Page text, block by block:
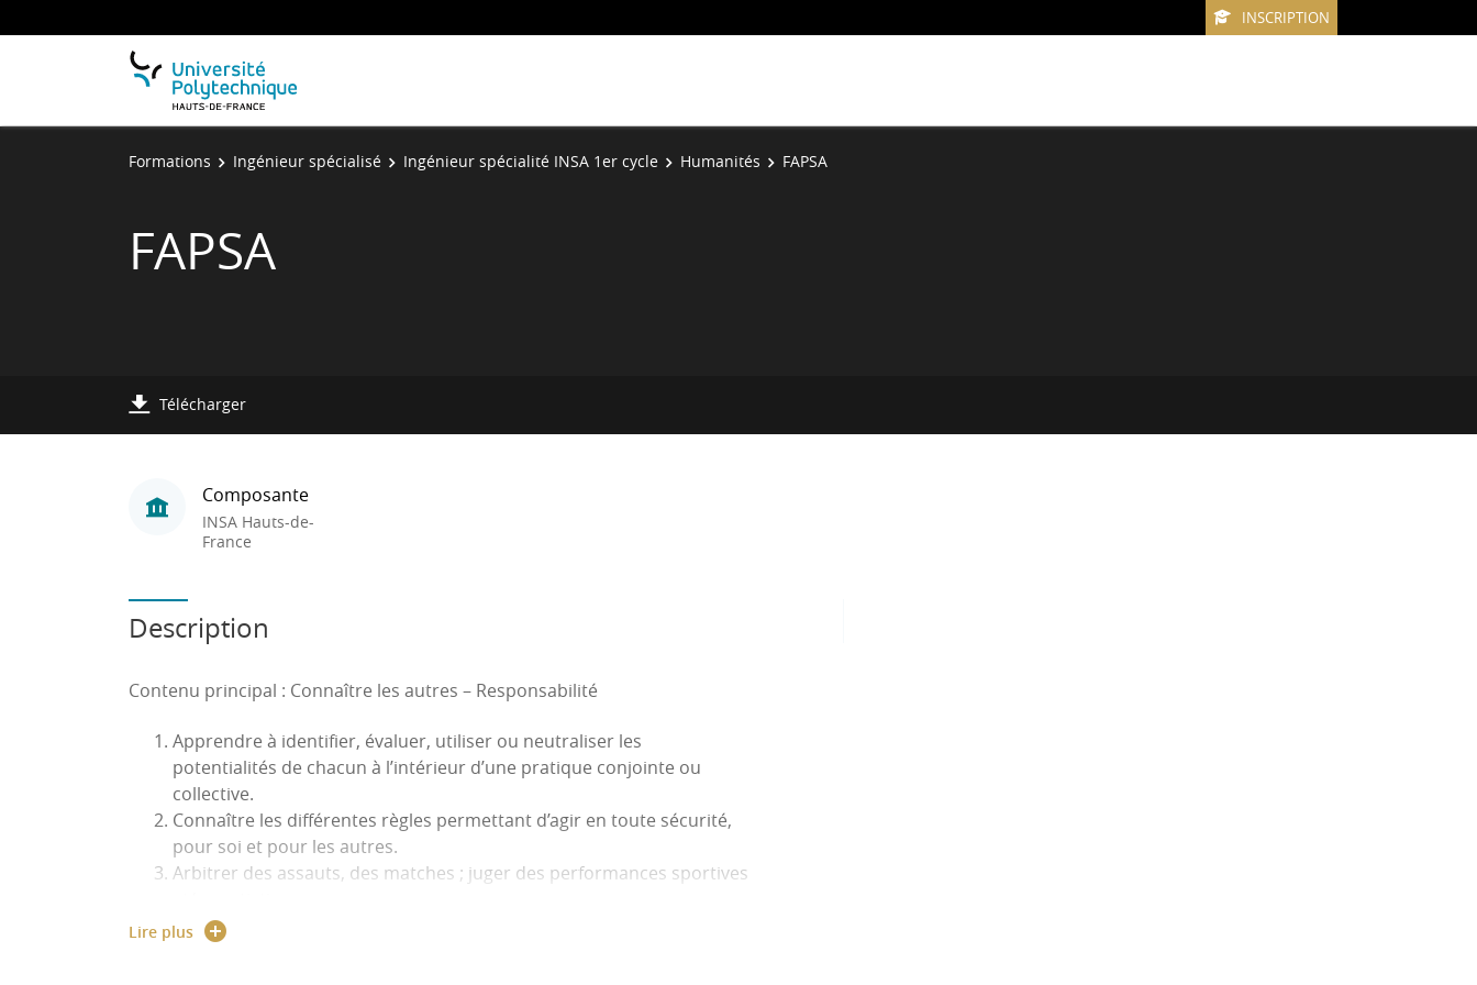
INSCRIPTION
Formations Ingénieur spécialisé Ingénieur spécialité INSA 1er cycle Humanités FAPSA
FAPSA
Télécharger
Composante
INSA Hauts-de-
France
Description
Contenu principal : Connaître les autres – Responsabilité
Apprendre à identifier, évaluer, utiliser ou neutraliser les
potentialités de chacun à l’intérieur d’une pratique conjointe ou
collective.
Connaître les différentes règles permettant d’agir en toute sécurité,
pour soi et pour les autres.
Arbitrer des assauts, des matches ; juger des performances sportives
Conférences envisagées (3h CM) : Interventions par un arbitre, un judoka
Lire plus